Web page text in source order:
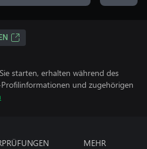
starten, erhalten während des
und zugehörigen
MEHR